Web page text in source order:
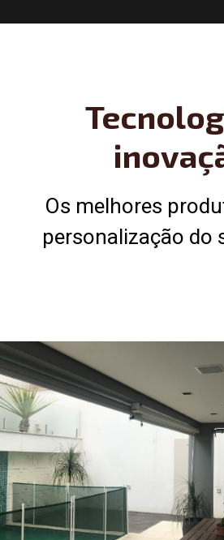
personalização do